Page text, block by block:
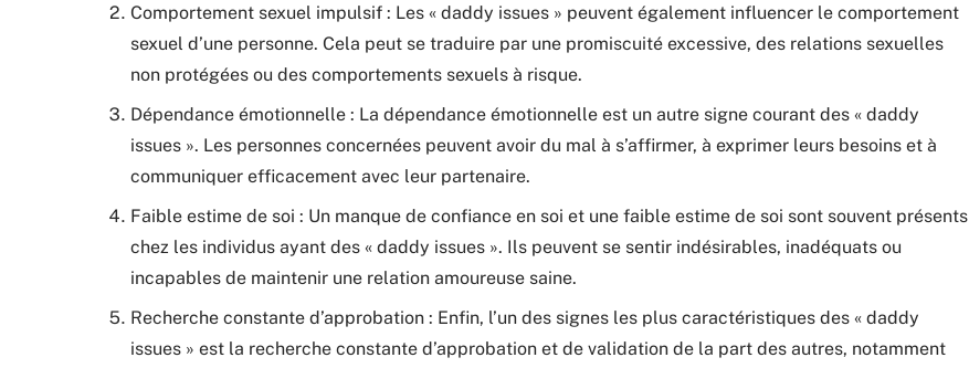
Comportement sexuel impulsif : Les « daddy issues » peuvent également influencer le comportement
sexuel d’une personne. Cela peut se traduire par une promiscuité excessive, des relations sexuelles
non protégées ou des comportements sexuels à risque.
Dépendance émotionnelle : La dépendance émotionnelle est un autre signe courant des « daddy
issues ». Les personnes concernées peuvent avoir du mal à s’affirmer, à exprimer leurs besoins et à
communiquer efficacement avec leur partenaire.
Faible estime de soi : Un manque de confiance en soi et une faible estime de soi sont souvent présents
chez les individus ayant des « daddy issues ». Ils peuvent se sentir indésirables, inadéquats ou
incapables de maintenir une relation amoureuse saine.
Recherche constante d’approbation : Enfin, l’un des signes les plus caractéristiques des « daddy
issues » est la recherche constante d’approbation et de validation de la part des autres, notamment